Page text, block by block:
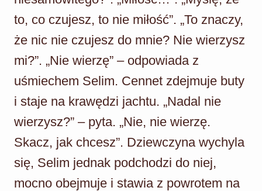
to, co czujesz, to nie miłość”. „To znaczy,
że nic nie czujesz do mnie? Nie wierzysz
mi?”. „Nie wierzę” – odpowiada z
uśmiechem Selim. Cennet zdejmuje buty
i staje na krawędzi jachtu. „Nadal nie
wierzysz?” – pyta. „Nie, nie wierzę.
Skacz, jak chcesz”. Dziewczyna wychyla
się, Selim jednak podchodzi do niej,
mocno obejmuje i stawia z powrotem na